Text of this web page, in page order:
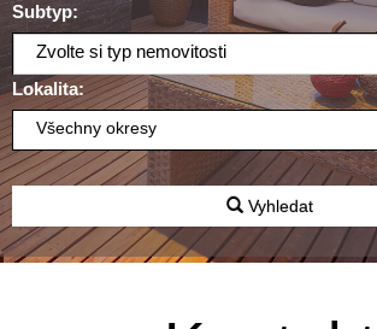
Subtyp:
Zvolte si typ nemovitosti
Lokalita:
Všechny okresy
Vyhledat